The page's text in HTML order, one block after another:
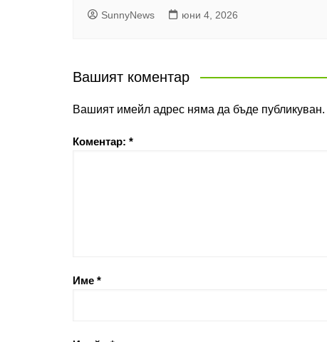
SunnyNews юни 4, 2026
Вашият коментар
Вашият имейл адрес няма да бъде публикуван.
Коментар: *
Име *